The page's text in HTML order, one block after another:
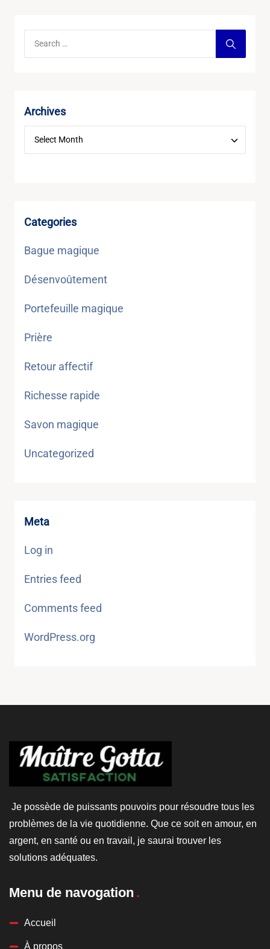
Archives
Categories
Bague magique
Désenvoûtement
Portefeuille magique
Prière
Retour affectif
Richesse rapide
Savon magique
Uncategorized
Meta
Log in
Entries feed
Comments feed
WordPress.org
Je possède de puissants pouvoirs pour résoudre tous les
problèmes de la vie quotidienne. Que ce soit en amour, en
argent, en santé ou en travail, je saurai trouver les
solutions adéquates.
Menu de navogation
Accueil
À propos